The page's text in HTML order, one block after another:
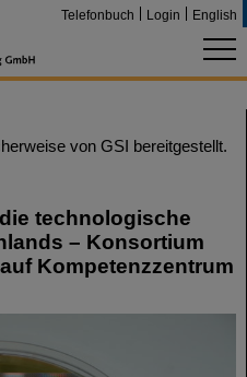
Telefonbuch Login English
von GSI bereitgestellt.
technologische
– Konsortium
Kompetenzzentrum